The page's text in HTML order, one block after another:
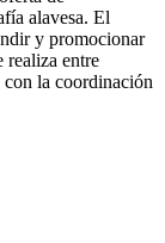
alavesa. El
y promocionar
realiza entre
la coordinación